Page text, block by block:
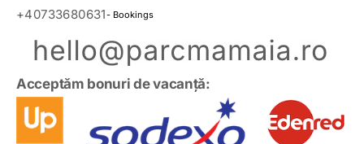
+40733680631- Bookings
Acceptăm bonuri de vacanță: